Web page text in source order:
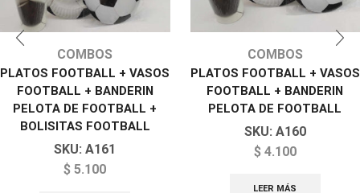
COMBOS
PLATOS FOOTBALL + VASOS
FOOTBALL + BANDERIN
PELOTA DE FOOTBALL +
BOLISITAS FOOTBALL
SKU:A161
$ 5.100
COMBOS
PLATOS FOOTBALL + VASOS
FOOTBALL + BANDERIN
PELOTA DE FOOTBALL
SKU: A160
$4.100
LEER MÁS